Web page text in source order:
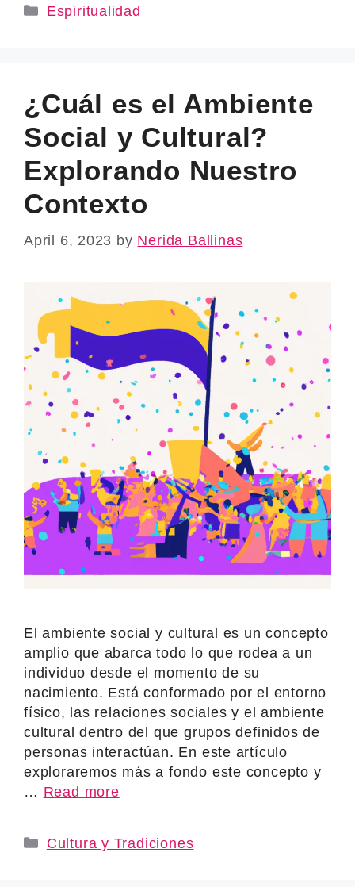
Categories
Espiritualidad
¿Cuál es el Ambiente
Social y Cultural?
Explorando Nuestro
Contexto
April 6, 2023 by Nerida Ballinas
El ambiente social y cultural es un concepto
amplio que abarca todo lo que rodea a un
individuo desde el momento de su
nacimiento. Está conformado por el entorno
físico, las relaciones sociales y el ambiente
cultural dentro del que grupos definidos de
personas interactúan. En este artículo
exploraremos más a fondo este concepto y
… Read more
Categories
Cultura y Tradiciones